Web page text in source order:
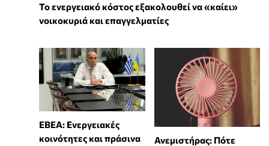
Το ενεργειακό κόστος εξακολουθεί να «καίει»
νοικοκυριά και επαγγελματίες
ΕΒΕΑ: Ενεργειακές
κοινότητες και πράσινα
Ανεμιστήρας: Πότε